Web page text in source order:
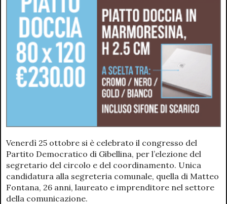
Venerdì 25 ottobre si è celebrato il congresso del
Partito Democratico di Gibellina, per l’elezione del
segretario del circolo e del coordinamento. Unica
candidatura alla segreteria comunale, quella di Matteo
Fontana, 26 anni, laureato e imprenditore nel settore
della comunicazione.